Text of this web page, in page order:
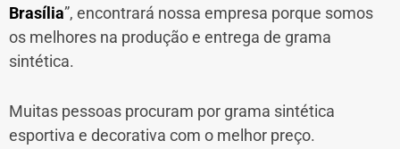
Brasília”, encontrará nossa empresa porque somos
os melhores na produção e entrega de grama
sintética.
Muitas pessoas procuram por grama sintética
esportiva e decorativa com o melhor preço.